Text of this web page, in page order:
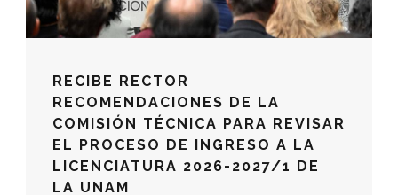
RECIBE RECTOR
RECOMENDACIONES DE LA
COMISIÓN TÉCNICA PARA REVISAR
EL PROCESO DE INGRESO A LA
LICENCIATURA 2026-2027/1 DE
LA UNAM